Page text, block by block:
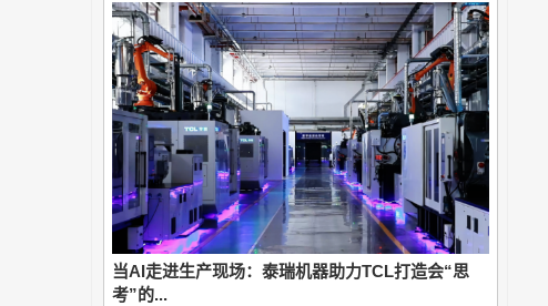
当AI走进生产现场：泰瑞机器助力TCL打造会“思
考”的...